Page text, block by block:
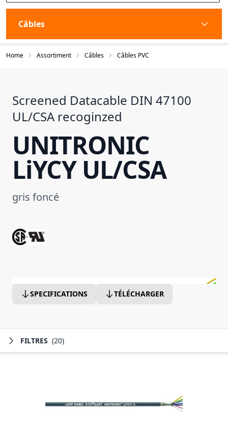
Câbles
Home Assortiment Câbles Câbles PVC
Screened Datacable DIN 47100
UL/CSA recoginzed
UNITRONIC
LiYCY UL/CSA
gris foncé
SPECIFICATIONS TÉLÉCHARGER
FILTRES (20)